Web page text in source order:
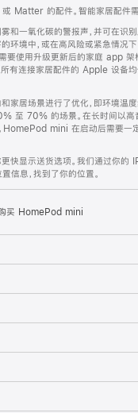
Matter 的配件。智能家居配件需
和一氧化碳的警报声，并可在识别
环境中，或在高风险或紧急情况下
要使用升级更新后的家庭 app 架
有连接家居配件的 Apple 设备
家居场景进行了优化，即环境温
至 70% 的场景。在长时间以高
HomePod mini 在启动后需要一
快显示送货选项。我们通过你的
信息，找到了你的位置。
买 HomePod mini